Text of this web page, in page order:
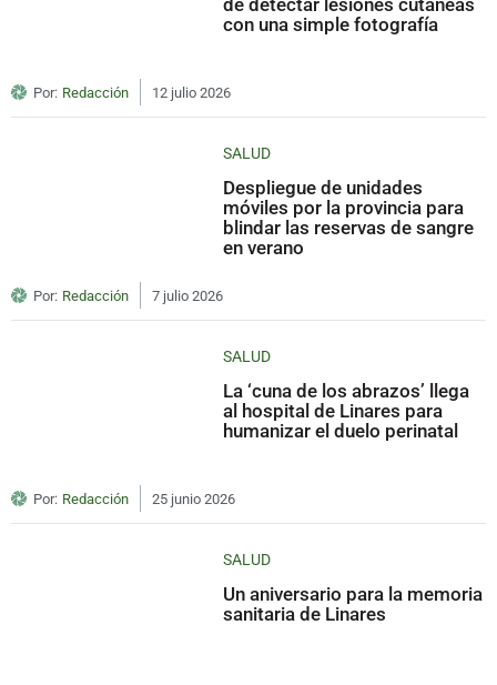
con una simple fotografía
Por: Redacción 12 julio 2026
SALUD
Despliegue de unidades
móviles por la provincia para
blindar las reservas de sangre
en verano
Por: Redacción 7 julio 2026
SALUD
La ‘cuna de los abrazos’ llega
al hospital de Linares para
humanizar el duelo perinatal
Por: Redacción 25 junio 2026
SALUD
Un aniversario para la memoria
sanitaria de Linares